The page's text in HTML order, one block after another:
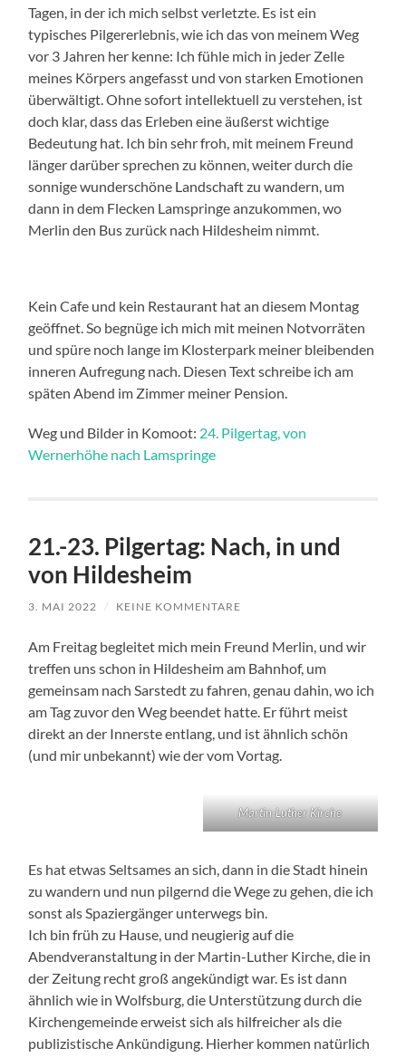
Tagen, in der ich mich selbst verletzte. Es ist ein
typisches Pilgererlebnis, wie ich das von meinem Weg
vor 3 Jahren her kenne: Ich fühle mich in jeder Zelle
meines Körpers angefasst und von starken Emotionen
überwältigt. Ohne sofort intellektuell zu verstehen, ist
doch klar, dass das Erleben eine äußerst wichtige
Bedeutung hat. Ich bin sehr froh, mit meinem Freund
länger darüber sprechen zu können, weiter durch die
sonnige wunderschöne Landschaft zu wandern, um
dann in dem Flecken Lamspringe anzukommen, wo
Merlin den Bus zurück nach Hildesheim nimmt.
Kein Cafe und kein Restaurant hat an diesem Montag
geöffnet. So begnüge ich mich mit meinen Notvorräten
und spüre noch lange im Klosterpark meiner bleibenden
inneren Aufregung nach. Diesen Text schreibe ich am
späten Abend im Zimmer meiner Pension.
Weg und Bilder in Komoot: 24. Pilgertag, von
Wernerhöhe nach Lamspringe
21.-23. Pilgertag: Nach, in und
von Hildesheim
3. MAI 2022 / KEINE KOMMENTARE
Am Freitag begleitet mich mein Freund Merlin, und wir
treffen uns schon in Hildesheim am Bahnhof, um
gemeinsam nach Sarstedt zu fahren, genau dahin, wo ich
am Tag zuvor den Weg beendet hatte. Er führt meist
direkt an der Innerste entlang, und ist ähnlich schön
(und mir unbekannt) wie der vom Vortag.
Martin-Luther Kirche
Es hat etwas Seltsames an sich, dann in die Stadt hinein
zu wandern und nun pilgernd die Wege zu gehen, die ich
sonst als Spaziergänger unterwegs bin.
Ich bin früh zu Hause, und neugierig auf die
Abendveranstaltung in der Martin-Luther Kirche, die in
der Zeitung recht groß angekündigt war. Es ist dann
ähnlich wie in Wolfsburg, die Unterstützung durch die
Kirchengemeinde erweist sich als hilfreicher als die
publizistische Ankündigung. Hierher kommen natürlich